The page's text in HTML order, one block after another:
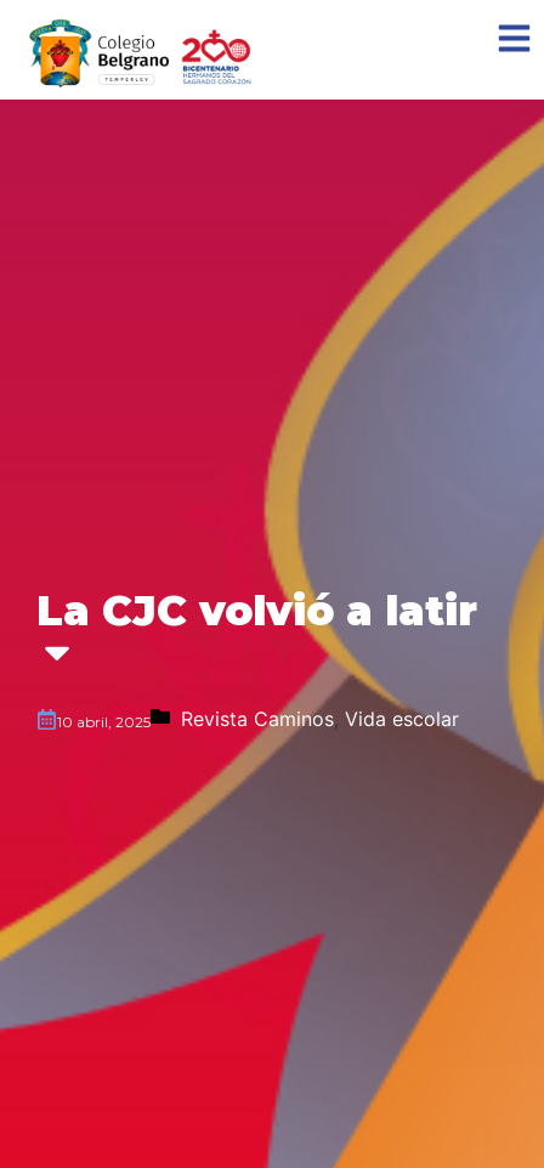
La CJC volvió a latir
10 abril, 2025 Revista Caminos, Vida escolar